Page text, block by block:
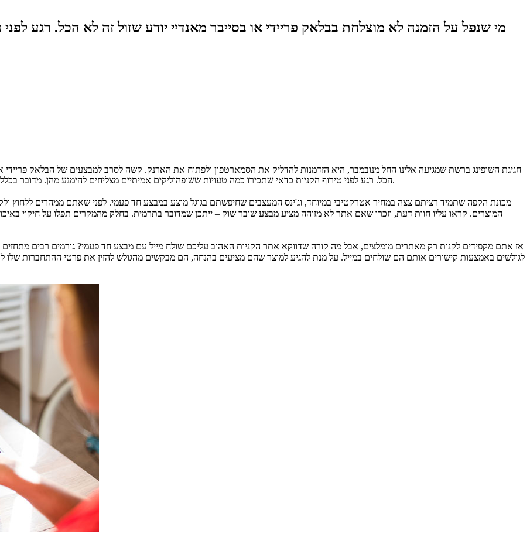
מי שנפל על הזמנה לא מוצלחת בבלאק פריידי או בסייבר מאנדיי יודע שזול זה לא הכל. רגע
חגיגת השופינג ברשת שמגיעה אלינו החל מנובמבר, היא הזדמנות להדליק את הסמארטפון ולפתוח את הארנק. קשה לסרב למבצעים של הבלאק פריידי
הכל. רגע לפני טירוף הקניות כדאי שתכירו כמה טעויות ששופהוליקים אמיתיים מצליחים להימנע מהן. מדובר בכללים חשובים שיהפכו את מסע הרכישה שלכם ליעיל, משתלם ובעיקר בטוח.
המוצרים. קראו עליו חוות דעת, וזכרו שאם אתר לא מזוהה מציע מבצע שובר שוק – ייתכן שמדובר בתרמית. בחלק מהמקרים תפלו על חיקוי
לגולשים באמצעות קישורים אותם הם שולחים במייל. על מנת להגיע למוצר שהם מציעים בהנחה, הם מבקשים מהגולש להזין את פרטי ההתחברות שלו